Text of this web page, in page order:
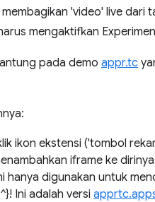
'video' live dari
mengaktifkan
pada demo appr.tc
ikon ekstensi ('tombol
iframe ke
hanya digunakan untuk
Ini adalah versi